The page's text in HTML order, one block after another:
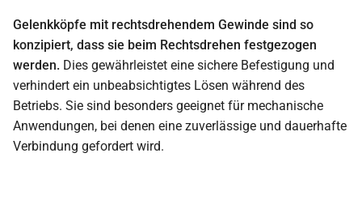
Gelenkköpfe mit rechtsdrehendem Gewinde sind so
konzipiert, dass sie beim Rechtsdrehen festgezogen
werden. Dies gewährleistet eine sichere Befestigung und
verhindert ein unbeabsichtigtes Lösen während des
Betriebs. Sie sind besonders geeignet für mechanische
Anwendungen, bei denen eine zuverlässige und dauerhafte
Verbindung gefordert wird.